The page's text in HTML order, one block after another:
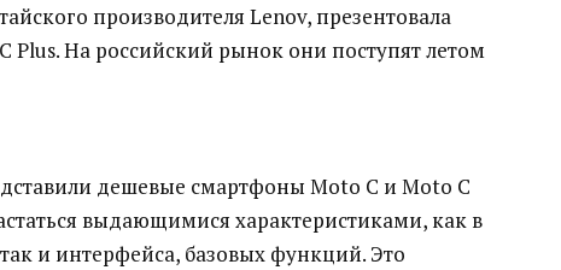
производителя Lenov, презентовала
На российский рынок они поступят летом
дешевые смартфоны Moto C и Moto C
выдающимися характеристиками, как в
и интерфейса, базовых функций. Это